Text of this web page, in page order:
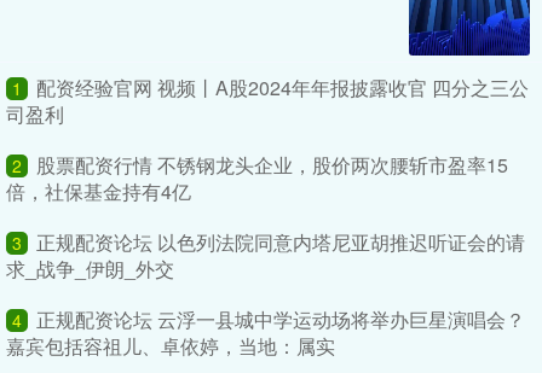
1
配资经验官网 视频丨A股2024年年报披露收官 四分之三公
司盈利
2
股票配资行情 不锈钢龙头企业，股价两次腰斩市盈率15
倍，社保基金持有4亿
3
正规配资论坛 以色列法院同意内塔尼亚胡推迟听证会的请
求_战争_伊朗_外交
4
正规配资论坛 云浮一县城中学运动场将举办巨星演唱会？
嘉宾包括容祖儿、卓依婷，当地：属实